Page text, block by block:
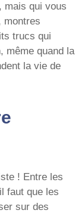
mais qui vous
montres
trucs qui
même quand la
la vie de
! Entre les
faut que les
sur des